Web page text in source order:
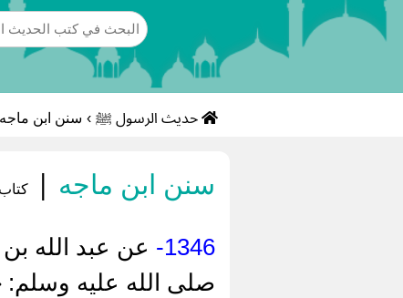
حديث الرسول ﷺ › سنن ابن ماجه
سنن ابن ماجه |
1346-
عن عبد الله
صلى الله عليه